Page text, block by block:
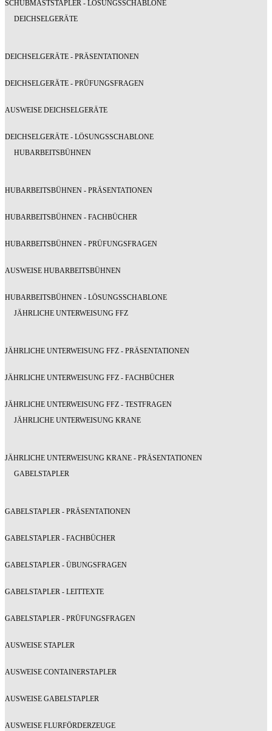
SCHUBMASTSTAPLER - LÖSUNGSSCHABLONE
DEICHSELGERÄTE
DEICHSELGERÄTE - PRÄSENTATIONEN
DEICHSELGERÄTE - PRÜFUNGSFRAGEN
AUSWEISE DEICHSELGERÄTE
DEICHSELGERÄTE - LÖSUNGSSCHABLONE
HUBARBEITSBÜHNEN
HUBARBEITSBÜHNEN - PRÄSENTATIONEN
HUBARBEITSBÜHNEN - FACHBÜCHER
HUBARBEITSBÜHNEN - PRÜFUNGSFRAGEN
AUSWEISE HUBARBEITSBÜHNEN
HUBARBEITSBÜHNEN - LÖSUNGSSCHABLONE
JÄHRLICHE UNTERWEISUNG FFZ
JÄHRLICHE UNTERWEISUNG FFZ - PRÄSENTATIONEN
JÄHRLICHE UNTERWEISUNG FFZ - FACHBÜCHER
JÄHRLICHE UNTERWEISUNG FFZ - TESTFRAGEN
JÄHRLICHE UNTERWEISUNG KRANE
JÄHRLICHE UNTERWEISUNG KRANE - PRÄSENTATIONEN
GABELSTAPLER
GABELSTAPLER - PRÄSENTATIONEN
GABELSTAPLER - FACHBÜCHER
GABELSTAPLER - ÜBUNGSFRAGEN
GABELSTAPLER - LEITTEXTE
GABELSTAPLER - PRÜFUNGSFRAGEN
AUSWEISE STAPLER
AUSWEISE CONTAINERSTAPLER
AUSWEISE GABELSTAPLER
AUSWEISE FLURFÖRDERZEUGE